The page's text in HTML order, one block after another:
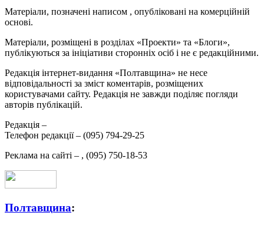
Матеріали, позначені написом , опубліковані на комерційній
основі.
Матеріали, розміщені в розділах «Проекти» та «Блоги»,
публікуються за ініціативи сторонніх осіб і не є редакційними.
Редакція інтернет-видання «Полтавщина» не несе
відповідальності за зміст коментарів, розміщених
користувачами сайту. Редакція не завжди поділяє погляди
авторів публікацій.
Редакція –
Телефон редакції – (095) 794-29-25
Реклама на сайті – , (095) 750-18-53
Полтавщина: